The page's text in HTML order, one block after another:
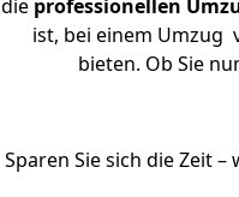
die professionellen
ist, bei einem Umzug
bieten. Ob Sie
Sparen Sie sich die Zeit